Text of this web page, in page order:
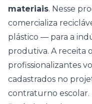
materiais. Nesse
comercializa
plástico — para a
produtiva. A receita
profissionalizantes
cadastrados no
contraturno escolar.